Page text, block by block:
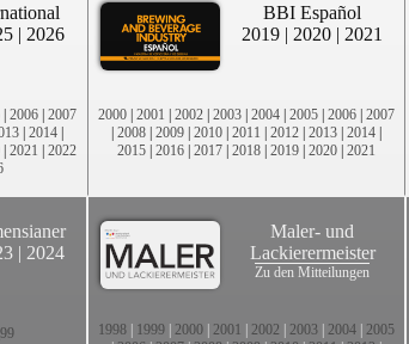
| 2026
| 2006 | 2007
| 2014 |
| 2021 | 2022
BBI Español
2019 | 2020 | 2021
2000 | 2001 | 2002 | 2003 | 2004 | 2005 | 2006 | 2007
| 2008 | 2009 | 2010 | 2011 | 2012 | 2013 | 2014 |
2015 | 2016 | 2017 | 2018 | 2019 | 2020 | 2021
| 2024
Maler- und
Lackierermeister
Zu den Mitteilungen
1998 1999 2000 2001 2002 2003 2004 2005